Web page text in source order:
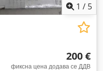
1 / 5
200 €
фиксна цена додава се ДДВ